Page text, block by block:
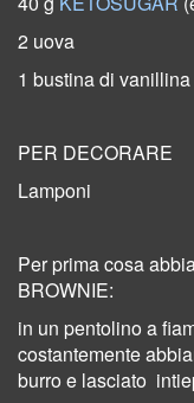
2 uova
1 bustina di vanillina
PER DECORARE
Lamponi
Per prima cosa
BROWNIE:
in un pentolino a
costantemente
burro e lasciato